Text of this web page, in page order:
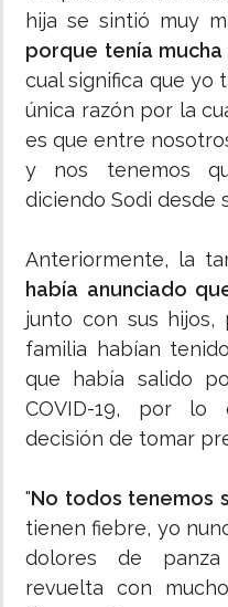
hija se sintió muy
porque tenía
cual significa que yo
única razón por la
es que entre
y nos tenemos
diciendo Sodi desde
Anteriormente, la
había anunciado
junto con sus
familia habían
que había salido
COVID-19, por lo
decisión de tomar
"No todos tenemos
tienen fiebre, yo
dolores de
revuelta con